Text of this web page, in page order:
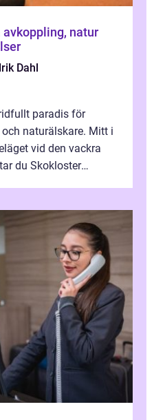
Dahl
paradis för
naturälskare. Mitt i
vid den vackra
du Skokloster